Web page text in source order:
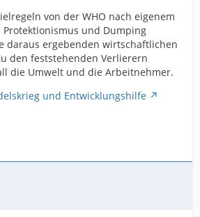
von der WHO nach eigenem
Protektionismus und Dumping
daraus ergebenden wirtschaftlichen
den feststehenden Verlierern
die Umwelt und die Arbeitnehmer.
und Entwicklungshilfe